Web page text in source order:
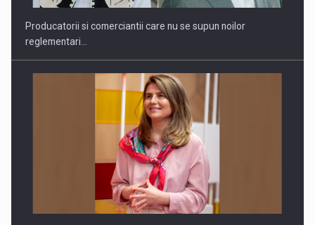
Producatorii si comerciantii care nu se supun noilor
reglementari…